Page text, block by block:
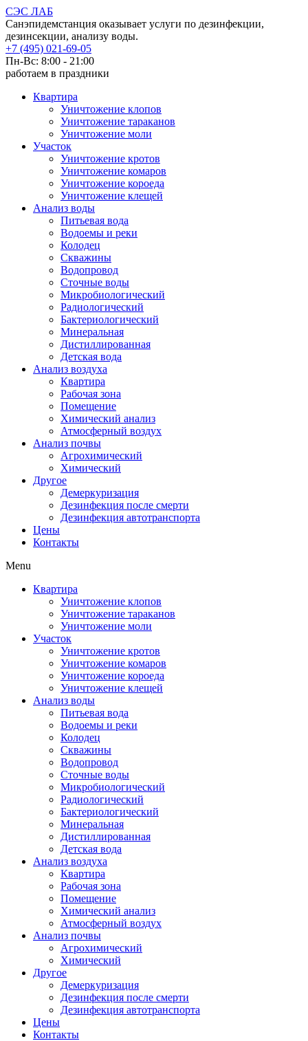
СЭС ЛАБ
Санэпидемстанция оказывает услуги по дезинфекции,
дезинсекции, анализу воды.
+7 (495) 021-69-05
Пн-Вс: 8:00 - 21:00
работаем в праздники
Квартира
Уничтожение клопов
Уничтожение тараканов
Уничтожение моли
Участок
Уничтожение кротов
Уничтожение комаров
Уничтожение короеда
Уничтожение клещей
Анализ воды
Питьевая вода
Водоемы и реки
Колодец
Скважины
Водопровод
Сточные воды
Микробиологический
Радиологический
Бактериологический
Минеральная
Дистиллированная
Детская вода
Анализ воздуха
Квартира
Рабочая зона
Помещение
Химический анализ
Атмосферный воздух
Анализ почвы
Агрохимический
Химический
Другое
Демеркуризация
Дезинфекция после смерти
Дезинфекция автотранспорта
Цены
Контакты
Menu
Квартира
Уничтожение клопов
Уничтожение тараканов
Уничтожение моли
Участок
Уничтожение кротов
Уничтожение комаров
Уничтожение короеда
Уничтожение клещей
Анализ воды
Питьевая вода
Водоемы и реки
Колодец
Скважины
Водопровод
Сточные воды
Микробиологический
Радиологический
Бактериологический
Минеральная
Дистиллированная
Детская вода
Анализ воздуха
Квартира
Рабочая зона
Помещение
Химический анализ
Атмосферный воздух
Анализ почвы
Агрохимический
Химический
Другое
Демеркуризация
Дезинфекция после смерти
Дезинфекция автотранспорта
Цены
Контакты